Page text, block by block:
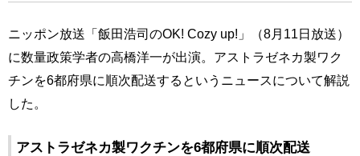
ニッポン放送「飯田浩司のOK! Cozy up!」（8月11日放送）
に数量政策学者の高橋洋一が出演。アストラゼネカ製ワク
チンを6都府県に順次配送するというニュースについて解説
した。
アストラゼネカ製ワクチンを6都府県に順次配送